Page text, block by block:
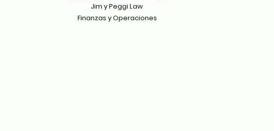
Jim y Peggi Law
Finanzas y Operaciones